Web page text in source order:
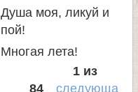
Душа моя, ликуй и
пой!
Многая лета!
1 из
84
следующа